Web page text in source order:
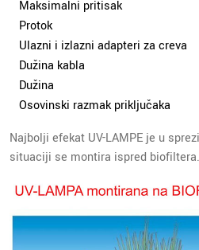
Maksimalni pritisak
Protok
Ulazni i izlazni adapteri za creva
Dužina kabla
Dužina
Osovinski razmak priključaka
Najbolji efekat UV-LAMPE je u
situaciji se montira ispred biofiltera.